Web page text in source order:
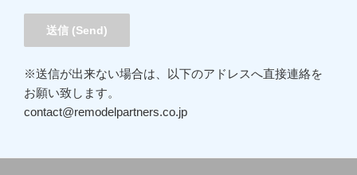
※送信が出来ない場合は、以下のアドレスへ直接連絡を
お願い致します。
contact@remodelpartners.co.jp